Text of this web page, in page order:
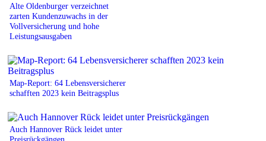
Alte Oldenburger verzeichnet
zarten Kundenzuwachs in der
Vollversicherung und hohe
Leistungsausgaben
Map-Report: 64 Lebensversicherer
schafften 2023 kein Beitragsplus
Auch Hannover Rück leidet unter
Preisrückgängen